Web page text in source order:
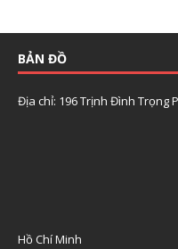
BẢN ĐỒ
Địa chỉ: 196 Trịnh Đình Trọng
Hồ Chí Minh